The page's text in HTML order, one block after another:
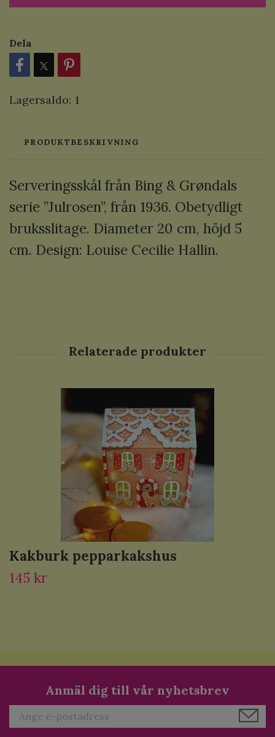
Dela
Lagersaldo: 1
PRODUKTBESKRIVNING
Serveringsskål från Bing & Grøndals
serie ”Julrosen”, från 1936. Obetydligt
bruksslitage. Diameter 20 cm, höjd 5
cm. Design: Louise Cecilie Hallin.
Kakburk pepparkakshus
145 kr
Anmäl dig till vår nyhetsbrev